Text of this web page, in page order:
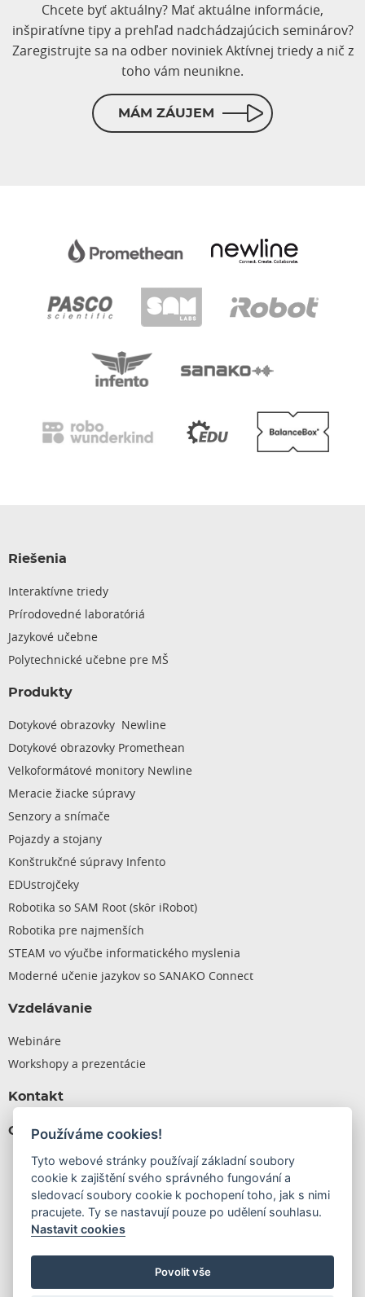
Chcete byť aktuálny? Mať aktuálne informácie,
inšpiratívne tipy a prehľad nadchádzajúcich seminárov?
Zaregistrujte sa na odber noviniek Aktívnej triedy a nič z
toho vám neunikne.
MÁM ZÁUJEM
Riešenia
Interaktívne triedy
Prírodovedné laboratóriá
Jazykové učebne
Polytechnické učebne pre MŠ
Produkty
Dotykové obrazovky Newline
Dotykové obrazovky Promethean
Velkoformátové monitory Newline
Meracie žiacke súpravy
Senzory a snímače
Pojazdy a stojany
Konštrukčné súpravy Infento
EDUstrojčeky
Robotika so SAM Root (skôr iRobot)
Robotika pre najmenších
STEAM vo výučbe informatického myslenia
Moderné učenie jazykov so SANAKO Connect
Vzdelávanie
Webináre
Workshopy a prezentácie
Kontakt
Cenník
PROFIMEDIA s.r.o., Tř. Spojenců 18, 746 01 Opava |
Pobočka: Ocelářská 891/16, 190 00 Praha 9 - Vysočany |
Používáme cookies!
Tyto webové stránky používají základní soubory
cookie k zajištění svého správného fungování a
sledovací soubory cookie k pochopení toho, jak s nimi
pracujete. Ty se nastavují pouze po udělení souhlasu.
Nastavit cookies
Povolit vše